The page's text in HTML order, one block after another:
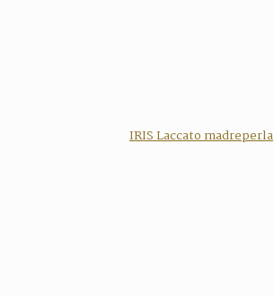
IRIS Laccato madreperla